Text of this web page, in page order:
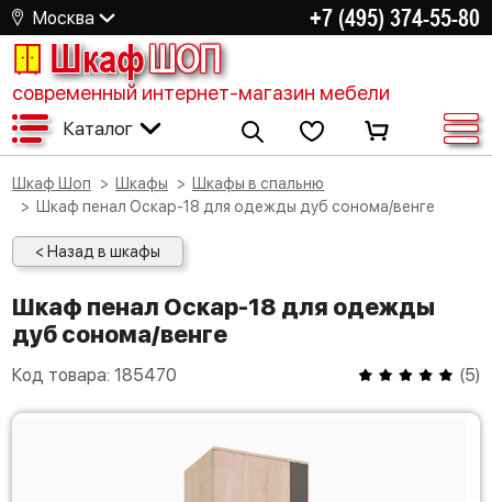
Москва +7 (495) 374-55-80
ШкафШОП
современный интернет-магазин мебели
Каталог
Шкаф Шоп Шкафы
Шкафы в спальню
Шкаф пенал Оскар-18 для одежды дуб сонома/венге
< Назад в шкафы
Шкаф пенал Оскар-18 для одежды
дуб сонома/венге
Код товара: 185470 (5)